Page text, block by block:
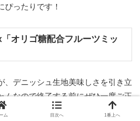
ぴったりです！
「オリゴ糖配合フルーツミッ
、デニッシュ生地美味しさを引き立
ムなので終了する前にぜひ一度ご正
ム 目次へ 1番上へ